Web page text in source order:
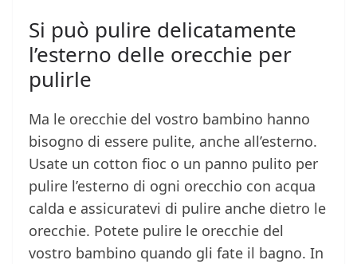
Si può pulire delicatamente
l’esterno delle orecchie per
pulirle
Ma le orecchie del vostro bambino hanno
bisogno di essere pulite, anche all’esterno.
Usate un cotton fioc o un panno pulito per
pulire l’esterno di ogni orecchio con acqua
calda e assicuratevi di pulire anche dietro le
orecchie. Potete pulire le orecchie del
vostro bambino quando gli fate il bagno. In